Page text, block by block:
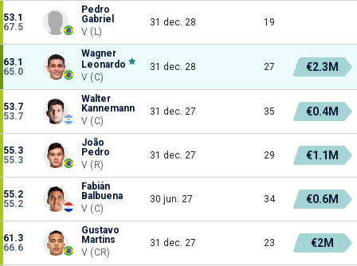
53.1
67.5
Pedro
Gabriel
V (L)
31 dec. 28 19
63.1
65.0
Wagner
Leonardo
V (C)
31 dec. 28 27 €2.3M
53.7
53.7
Walter
Kannemann
V (C)
31 dec. 27 35 €0.4M
55.3
55.3
João
Pedro
V (R)
31 dec. 27 29 €1.1M
55.2
55.2
Fabián
Balbuena
V (C)
30 jun. 27 34 €0.6M
61.3
66.6
Gustavo
Martins
V (CR)
31 dec. 27 23 €2M